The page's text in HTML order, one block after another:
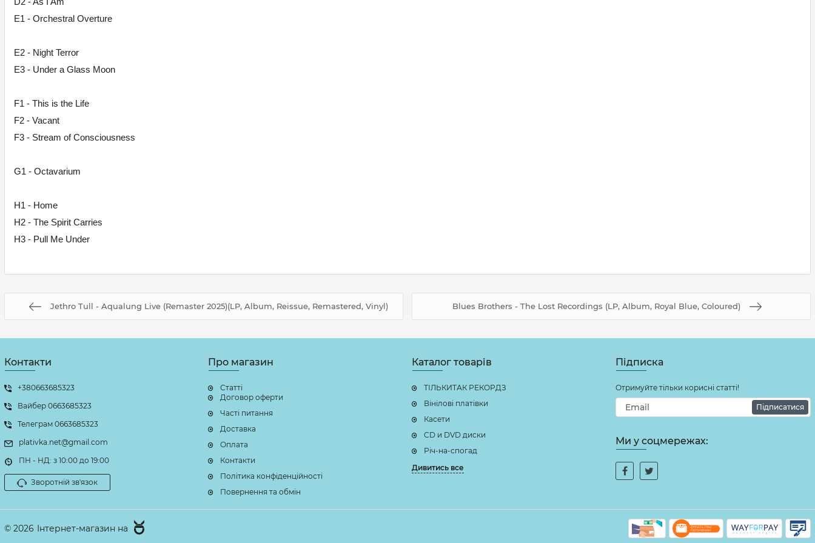
E1 - Orchestral Overture
E2 - Night Terror
E3 - Under a Glass Moon
F1 - This is the Life
F2 - Vacant
F3 - Stream of Consciousness
G1 - Octavarium
H1 - Home
H2 - The Spirit Carries
H3 - Pull Me Under
Jethro Tull - Aqualung Live (Remaster 2025)(LP, Album, Reissue, Remastered, Vinyl) Blues Brothers - The Lost Recordings (LP, Album, Royal Blue, Coloured)
Контакти
+380663685323
Вайбер 0663685323
Телеграм 0663685323
plativka.net@gmail.com
ПН - НД: з 10:00 до 19:00
Зворотній зв'язок
Про магазин
Статті
Договор оферти
Часті питання
Доставка
Оплата
Контакти
Політика конфіденційності
Повернення та обмін
Каталог товарів
ТІЛЬКИТАК РЕКОРДЗ
Вінілові платівки
Касети
CD и DVD диски
Річ-на-спогад
Дивитись все
Підписка
Отримуйте тільки корисні статті!
Підписатися
Ми у соцмережах:
© 2026 Інтернет-магазин на